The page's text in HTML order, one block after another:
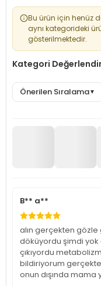
Bu ürün için henüz
aynı kategorideki
gösterilmektedir.
Kategori
Önerilen Sıralama▼
B** a**
alın gerçekten
döküyordu şimdi yok
çıkıyordu
bildiriyorum
onun dışında mama